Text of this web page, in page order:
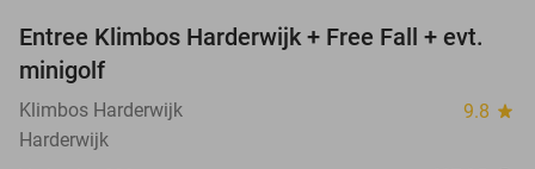
30%
Entree Klimbos Harderwijk + Free Fall + evt.
minigolf
Klimbos Harderwijk 9.8 star
Harderwijk